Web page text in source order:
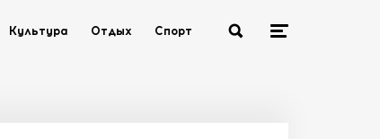
Культура Отдых Спорт